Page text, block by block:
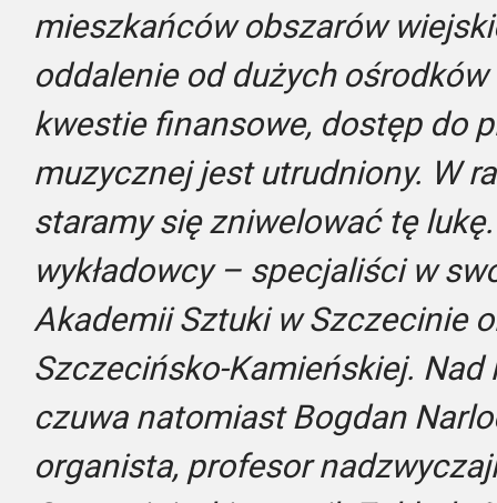
mieszkańców obszarów
oddalenie od dużych
kwestie finansowe, dostęp do
muzycznej jest utrudniony. W
staramy się zniwelować tę
wykładowcy – specjaliści w
Akademii Sztuki w Szczecinie
Szczecińsko-Kamieńskiej.
czuwa natomiast Bogdan
organista, profesor